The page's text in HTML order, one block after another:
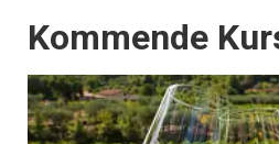
Events
Kommende